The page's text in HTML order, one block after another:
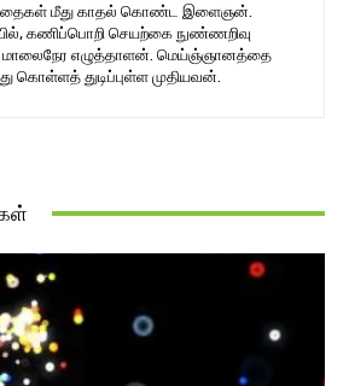
மீது காதல் கொண்ட இளைஞன்.
கணிப்பொறி செயற்கை நுண்ணறிவு
மாலைநேர எழுத்தாளன். மெய்ஞ்ஞானத்தை
கொள்ளத் துடிப்புள்ள முதியவன்.